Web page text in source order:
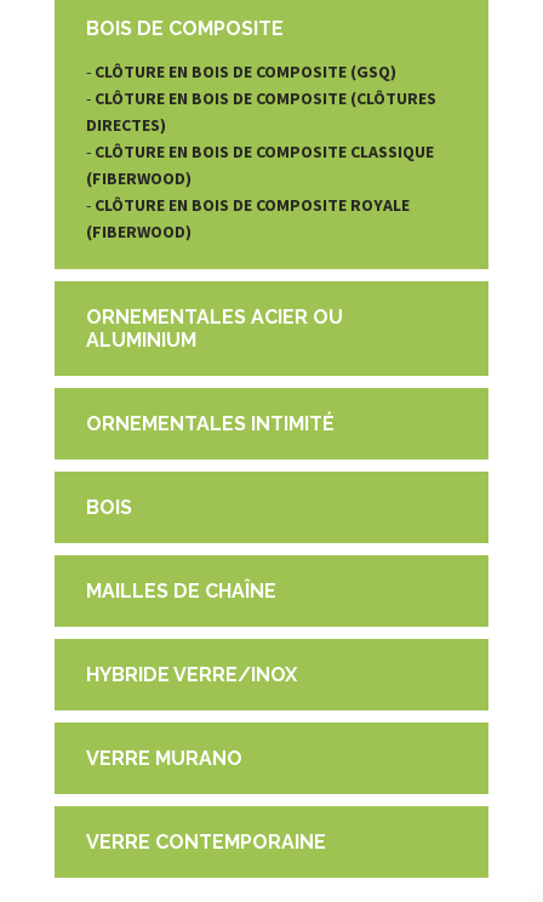
BOIS DE COMPOSITE
- CLÔTURE EN BOIS DE COMPOSITE (GSQ)
- CLÔTURE EN BOIS DE COMPOSITE (CLÔTURES
DIRECTES)
- CLÔTURE EN BOIS DE COMPOSITE CLASSIQUE
(FIBERWOOD)
- CLÔTURE EN BOIS DE COMPOSITE ROYALE
(FIBERWOOD)
ORNEMENTALES ACIER OU
ALUMINIUM
ORNEMENTALES INTIMITÉ
BOIS
MAILLES DE CHAÎNE
HYBRIDE VERRE/INOX
VERRE MURANO
VERRE CONTEMPORAINE